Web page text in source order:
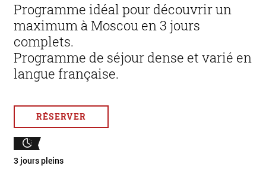
Programme idéal pour découvrir un
maximum à Moscou en 3 jours
complets.
Programme de séjour dense et varié en
langue française.
RÉSERVER
3 jours pleins